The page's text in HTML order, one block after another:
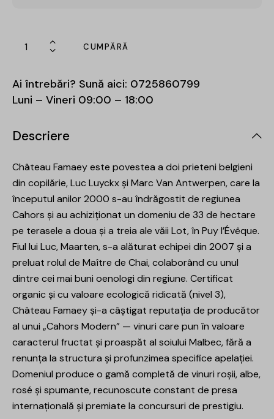
CUMPĂRĂ
Ai întrebări? Sună aici: 0725860799
Luni – Vineri 09:00 – 18:00
Descriere
Château Famaey este povestea a doi prieteni belgieni
din copilărie, Luc Luyckx și Marc Van Antwerpen, care la
începutul anilor 2000 s-au îndrăgostit de regiunea
Cahors și au achiziționat un domeniu de 33 de hectare
pe terasele a doua și a treia ale văii Lot, în Puy l’Évêque.
Fiul lui Luc, Maarten, s-a alăturat echipei din 2007 și a
preluat rolul de Maître de Chai, colaborând cu unul
dintre cei mai buni oenologi din regiune. Certificat
organic și cu valoare ecologică ridicată (nivel 3),
Château Famaey și-a câștigat reputația de producător
al unui „Cahors Modern” — vinuri care pun în valoare
caracterul fructat și proaspăt al soiului Malbec, fără a
renunța la structura și profunzimea specifice apelației.
Domeniul produce o gamă completă de vinuri roșii, albe,
rosé și spumante, recunoscute constant de presa
internațională și premiate la concursuri de prestigiu.